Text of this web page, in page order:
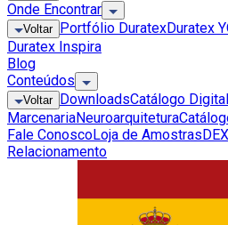
Onde Encontrar
Voltar Portfólio DuratexDuratex
Duratex Inspira
Blog
Conteúdos
Voltar DownloadsCatálogo Digital
MarcenariaNeuroarquitetura
Fale ConoscoLoja de Amostras
Relacionamento